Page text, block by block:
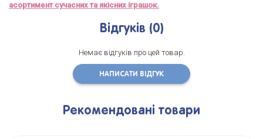
асортимент сучасних та якісних іграшок.
Відгуків (0)
Немає відгуків про цей товар.
НАПИСАТИ ВІДГУК
Рекомендовані товари